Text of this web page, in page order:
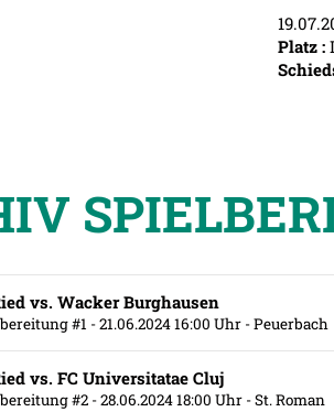
Platz :
vs. Wacker Burghausen
#1 - 21.06.2024 16:00 Uhr - Peuerbach
vs. FC Universitatae Cluj
#2 - 28.06.2024 18:00 Uhr - St. Roman